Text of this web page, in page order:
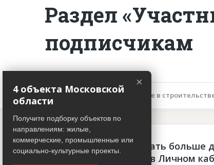
Раздел
подписчикам
Описание объекта Участие в
Чтобы просматривать больше
платная подписка в Личном
×
4 объекта Московской
области
Получите подборку объектов по
направлениям: жилые,
коммерческие, промышленные или
социально-культурные проекты.